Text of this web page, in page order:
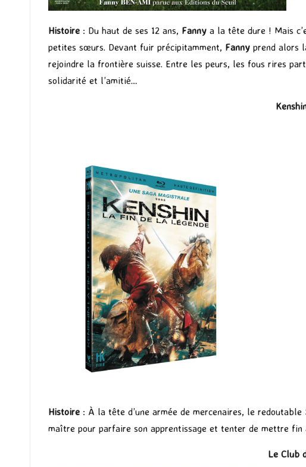
Histoire : Du haut de ses 12 ans, Fanny a la tête dure ! Mais
petites sœurs. Devant fuir précipitamment, Fanny prend alors
rejoindre la frontière suisse. Entre les peurs, les fous rires
solidarité et l’amitié…
Histoire : À la tête d’une armée de mercenaires, le redoutable
maître pour parfaire son apprentissage et tenter de mettre fin
Le Club